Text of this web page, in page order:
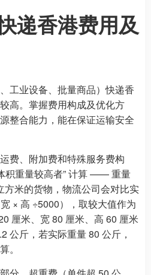
递香港费用及
工业设备、批量商品）快递香
高。掌握费用构成及优化方
整合能力，能在保证运输安全
费、附加费和特殊服务费构
积重量较高者” 计算 —— 重量
方米的货物，物流公司会对比实
× 高 ÷5000），取较大值作为
厘米、宽 80 厘米、高 60 厘米
公斤，若实际重量 80 公斤，
。